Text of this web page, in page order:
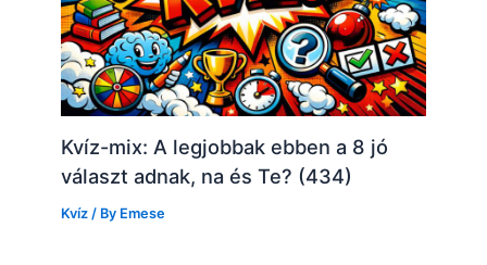
Kvíz-mix: A legjobbak ebben a 8 jó
választ adnak, na és Te? (434)
Kvíz / By Emese